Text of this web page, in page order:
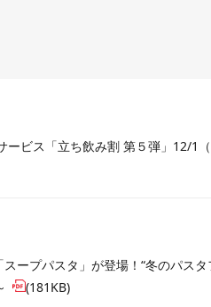
ビス「立ち飲み割 第５弾」12/1
ープパスタ」が登場！“冬のパス
(181KB)